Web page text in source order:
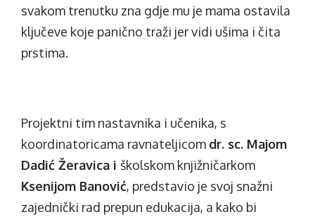
svakom trenutku zna gdje mu je mama ostavila
ključeve koje panično traži jer vidi ušima i čita
prstima.
Projektni tim nastavnika i učenika, s
koordinatoricama ravnateljicom dr. sc. Majom
Dadić Žeravica i školskom knjižničarkom
Ksenijom Banović, predstavio je svoj snažni
zajednički rad prepun edukacija, a kako bi